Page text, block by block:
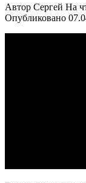
Автор Сергей На
Опубликовано